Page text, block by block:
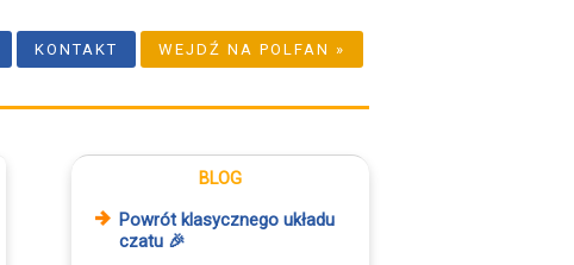
KONTAKT WEJDŹ NA POLFAN »
BLOG
Powrót klasycznego układu
czatu 🎉